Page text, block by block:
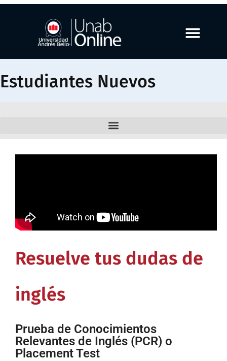
Estudiantes Nuevos
Resuelve tus dudas de
inglés
Prueba de Conocimientos
Relevantes de Inglés (PCR) o
Placement Test